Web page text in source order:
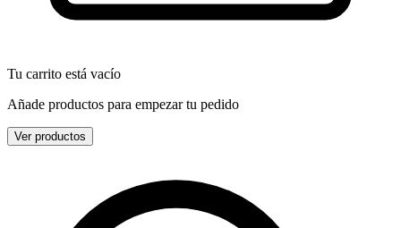
Tu carrito está vacío
Añade productos para empezar tu pedido
Ver productos